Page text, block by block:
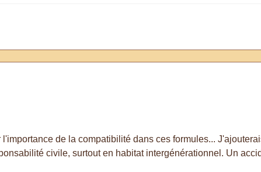
de la compatibilité dans ces formules...
civile, surtout en habitat intergénérationnel. Un